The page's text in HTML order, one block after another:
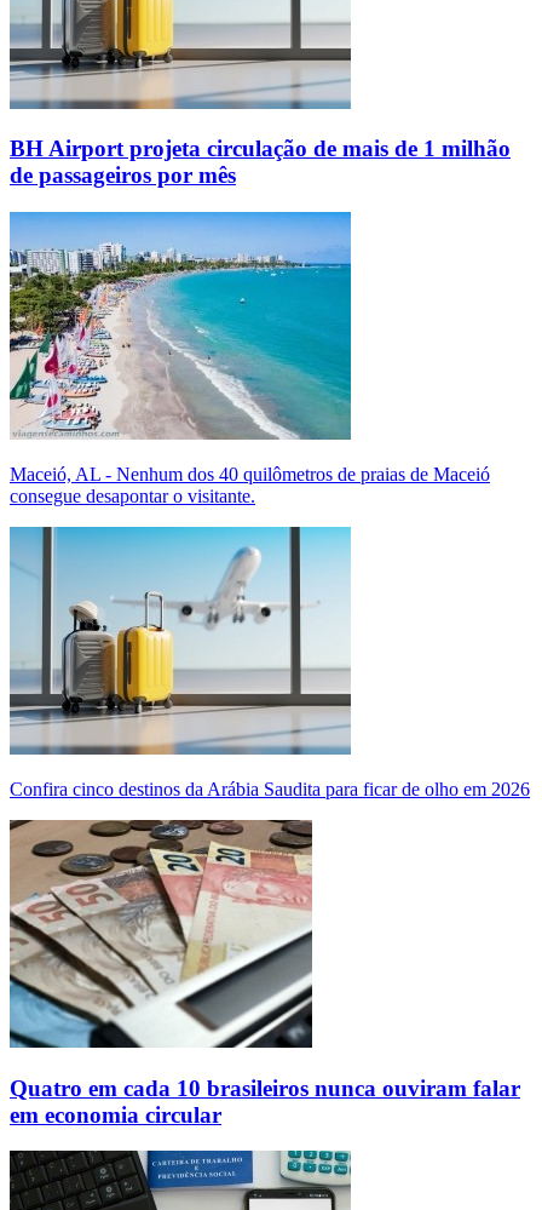
BH Airport projeta circulação de mais de 1 milhão
de passageiros por mês
Maceió, AL - Nenhum dos 40 quilômetros de praias de Maceió
consegue desapontar o visitante.
Confira cinco destinos da Arábia Saudita para ficar de olho em 2026
Quatro em cada 10 brasileiros nunca ouviram falar
em economia circular